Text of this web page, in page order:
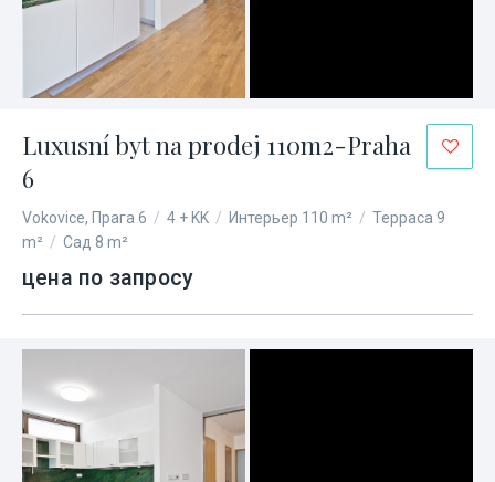
Luxusní byt na prodej 110m2-Praha
6
Vokovice, Прага 6 / 4 + KK / Интерьер 110 m² / Терраса 9
m² / Сад 8 m²
цена по запросу